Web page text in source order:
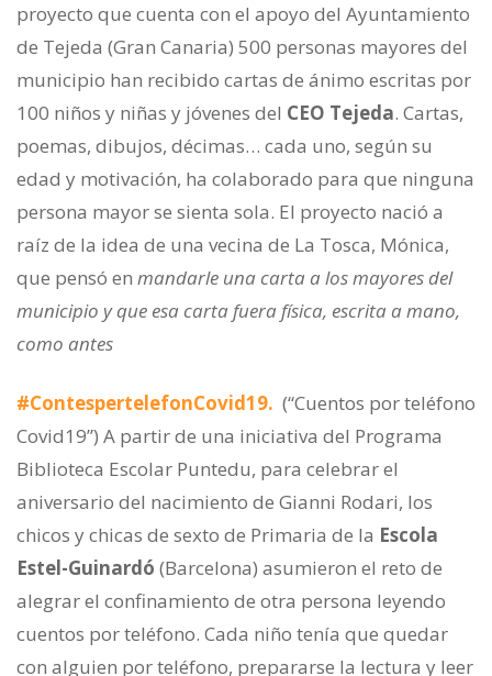
proyecto que cuenta con el apoyo del Ayuntamiento
de Tejeda (Gran Canaria) 500 personas mayores del
municipio han recibido cartas de ánimo escritas por
100 niños y niñas y jóvenes del CEO Tejeda. Cartas,
poemas, dibujos, décimas… cada uno, según su
edad y motivación, ha colaborado para que ninguna
persona mayor se sienta sola. El proyecto nació a
raíz de la idea de una vecina de La Tosca, Mónica,
que pensó en mandarle una carta a los mayores del
municipio y que esa carta fuera física, escrita a mano,
como antes
#ContespertelefonCovid19. (“Cuentos por teléfono
Covid19”) A partir de una iniciativa del Programa
Biblioteca Escolar Puntedu, para celebrar el
aniversario del nacimiento de Gianni Rodari, los
chicos y chicas de sexto de Primaria de la Escola
Estel-Guinardó (Barcelona) asumieron el reto de
alegrar el confinamiento de otra persona leyendo
cuentos por teléfono. Cada niño tenía que quedar
con alguien por teléfono, prepararse la lectura y leer